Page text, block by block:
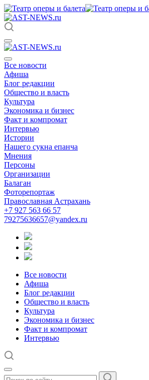
Все новости
Афиша
Блог редакции
Общество и власть
Культура
Экономика и бизнес
Факт и компромат
Интервью
Истории
Нашего сукна епанча
Мнения
Персоны
Организации
Балаган
Фоторепортаж
Православная Астрахань
+7 927 563 66 57
79275636657@yandex.ru
Все новости
Афиша
Блог редакции
Общество и власть
Культура
Экономика и бизнес
Факт и компромат
Интервью